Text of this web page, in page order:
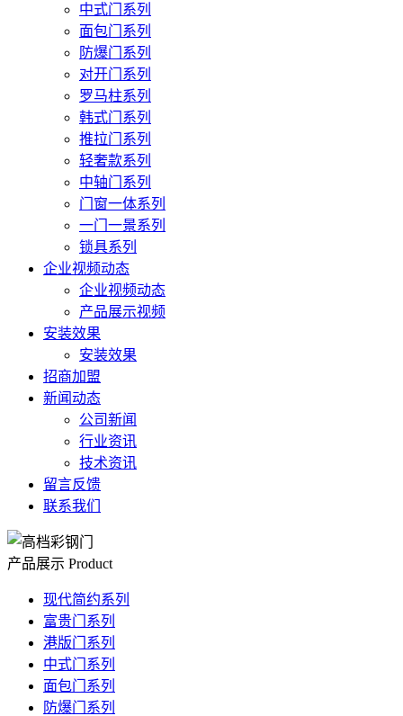
中式门系列
面包门系列
防爆门系列
对开门系列
罗马柱系列
韩式门系列
推拉门系列
轻奢款系列
中轴门系列
门窗一体系列
一门一景系列
锁具系列
企业视频动态
企业视频动态
产品展示视频
安装效果
安装效果
招商加盟
新闻动态
公司新闻
行业资讯
技术资讯
留言反馈
联系我们
产品展示 Product
现代简约系列
富贵门系列
港版门系列
中式门系列
面包门系列
防爆门系列